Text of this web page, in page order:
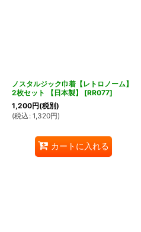
ノスタルジック巾着【レトロノーム】
2枚セット 【日本製】
[RR077]
1,200円(税別)
(税込 : 1,320円)
カートに入れる